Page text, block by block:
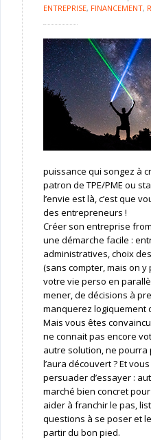
ENTREPRISE, FINANCEMENT,
puissance qui songez à
patron de TPE/PME ou
l’envie est là, c’est que
des entrepreneurs !
Créer son entreprise
une démarche facile :
administratives, choix
(sans compter, mais on
votre vie perso en
mener, de décisions à
manquerez logiquement
Mais vous êtes
ne connait pas encore
autre solution, ne pourra
l’aura découvert ? Et
persuader d’essayer :
marché bien concret
aider à franchir le pas,
questions à se poser et
partir du bon pied.